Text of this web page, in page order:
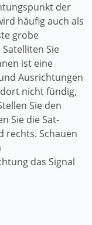
der
häufig auch als
grobe
Sie
ist eine
Ausrichtungen
nicht fündig,
Sie den
Sie die Sat-
rechts. Schauen
das Signal